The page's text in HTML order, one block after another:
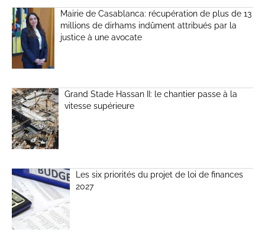
Mairie de Casablanca: récupération de plus de 13
millions de dirhams indûment attribués par la
justice à une avocate
Grand Stade Hassan II: le chantier passe à la
vitesse supérieure
Les six priorités du projet de loi de finances
2027